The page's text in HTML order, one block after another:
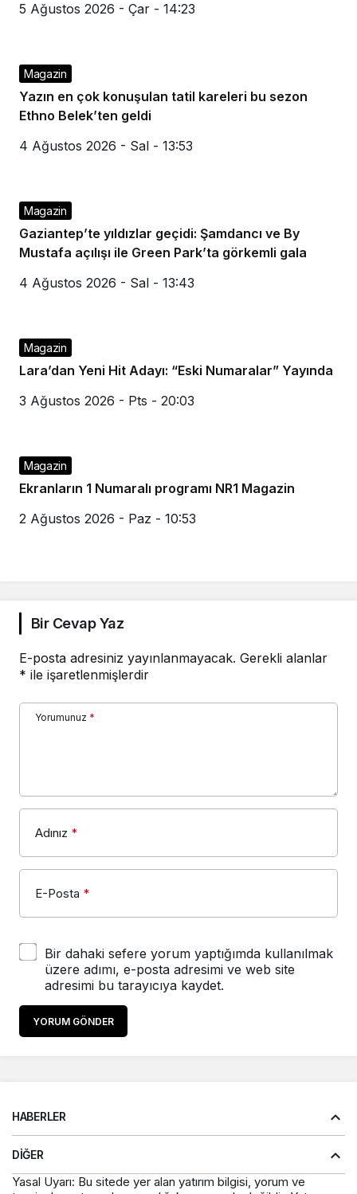
5 Ağustos 2026 - Çar - 14:23
Magazin
Yazın en çok konuşulan tatil kareleri bu sezon
Ethno Belek’ten geldi
4 Ağustos 2026 - Sal - 13:53
Magazin
Gaziantep’te yıldızlar geçidi: Şamdancı ve By
Mustafa açılışı ile Green Park’ta görkemli gala
4 Ağustos 2026 - Sal - 13:43
Magazin
Lara’dan Yeni Hit Adayı: “Eski Numaralar” Yayında
3 Ağustos 2026 - Pts - 20:03
Magazin
Ekranların 1 Numaralı programı NR1 Magazin
2 Ağustos 2026 - Paz - 10:53
Bir Cevap Yaz
E-posta adresiniz yayınlanmayacak. Gerekli alanlar
* ile işaretlenmişlerdir
Yorumunuz *
Adınız *
E-Posta *
Bir dahaki sefere yorum yaptığımda kullanılmak
üzere adımı, e-posta adresimi ve web site
adresimi bu tarayıcıya kaydet.
YORUM GÖNDER
HABERLER
DIĞER
Yasal Uyarı: Bu sitede yer alan yatırım bilgisi, yorum ve